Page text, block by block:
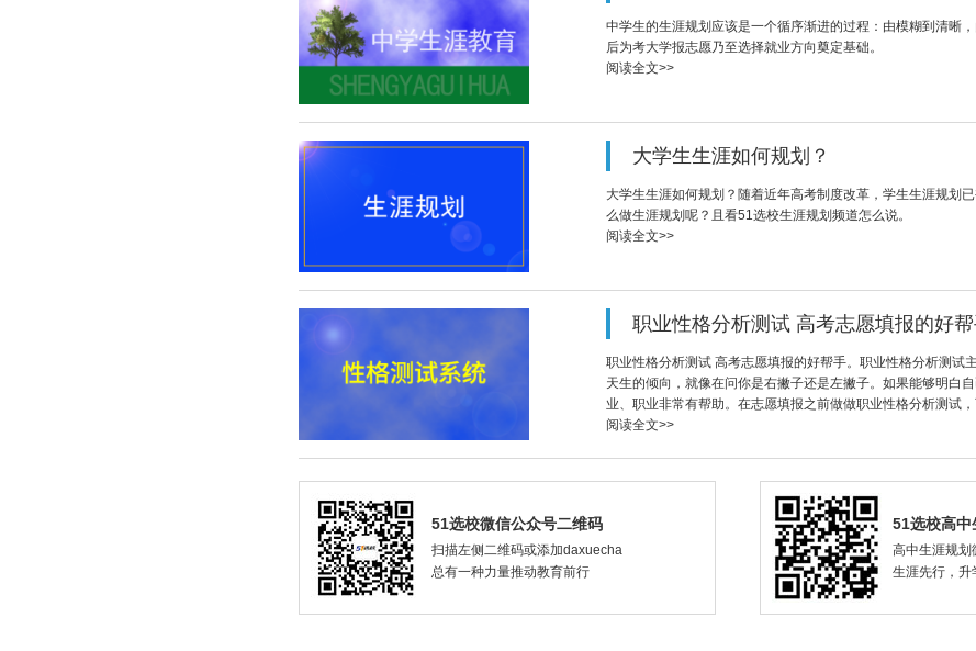
中学生的生涯规划应该是一个循序渐进的过程：由模糊到清晰
后为考大学报志愿乃至选择就业方向奠定基础。
阅读全文>>
大学生生涯如何规划？
大学生生涯如何规划？随着近年高考制度改革，学生生涯规划
么做生涯规划呢？且看51选校生涯规划频道怎么说。
阅读全文>>
职业性格分析测试 高考志愿填报的好
职业性格分析测试 高考志愿填报的好帮手。职业性格分析测试
天生的倾向，就像在问你是右撇子还是左撇子。如果能够明白
业、职业非常有帮助。在志愿填报之前做做职业性格分析测试，
阅读全文>>
51选校微信公众号二维码
扫描左侧二维码或添加daxuecha
总有一种力量推动教育前行
51选校高中
高中生涯规划
生涯先行，升